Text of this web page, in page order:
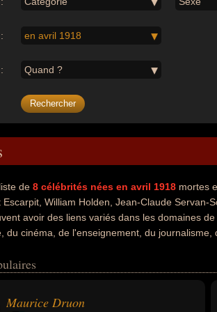
en avril 1918
Quand ?
de 8 célébrités nées en avril 1918 mortes
William Holden, Jean-Claude Servan-
avoir des liens variés dans les domaines
du cinéma, de l'enseignement, du
romancier, acteur, enseignant, journaliste,
En ce qui concerne leurs nationalités au
exemple.
Maurice Druon